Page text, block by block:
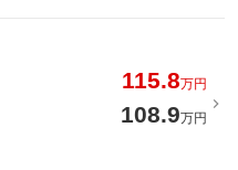
115.8万円
108.9万円